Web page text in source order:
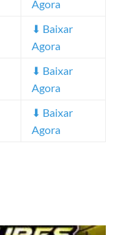
Agora
⬇ Baixar
Agora
⬇ Baixar
Agora
⬇ Baixar
Agora